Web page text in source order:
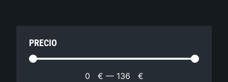
PRECIO
0 € — 136 €